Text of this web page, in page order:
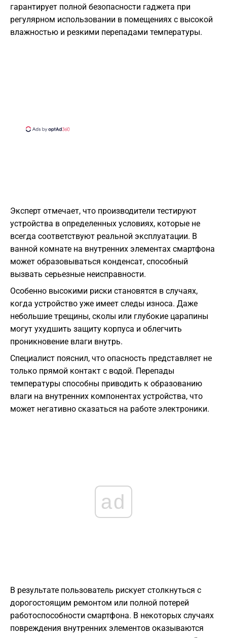
гарантирует полной безопасности гаджета при
регулярном использовании в помещениях с высокой
влажностью и резкими перепадами температуры.
Эксперт отмечает, что производители тестируют
устройства в определенных условиях, которые не
всегда соответствуют реальной эксплуатации. В
ванной комнате на внутренних элементах смартфона
может образовываться конденсат, способный
вызвать серьезные неисправности.
Особенно высокими риски становятся в случаях,
когда устройство уже имеет следы износа. Даже
небольшие трещины, сколы или глубокие царапины
могут ухудшить защиту корпуса и облегчить
проникновение влаги внутрь.
Специалист пояснил, что опасность представляет не
только прямой контакт с водой. Перепады
температуры способны приводить к образованию
влаги на внутренних компонентах устройства, что
может негативно сказаться на работе электроники.
ad
В результате пользователь рискует столкнуться с
дорогостоящим ремонтом или полной потерей
работоспособности смартфона. В некоторых случаях
повреждения внутренних элементов оказываются